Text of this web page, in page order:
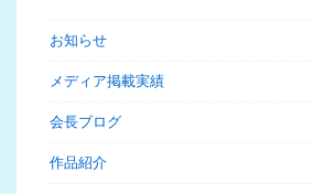
お知らせ
メディア掲載実績
会長ブログ
作品紹介